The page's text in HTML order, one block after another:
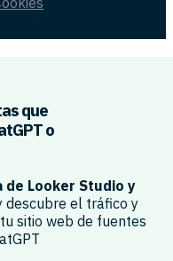
que
o
de Looker Studio y
descubre el tráfico y
sitio web de fuentes